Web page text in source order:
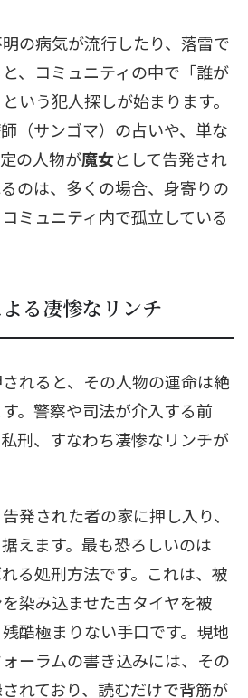
の病気が流行したり、落雷で
、コミュニティの中で「誰が
いう犯人探しが始まります。
（サンゴマ）の占いや、単な
の人物が魔女として告発され
のは、多くの場合、身寄りの
ミュニティ内で孤立している
る凄惨なリンチ
れると、その人物の運命は絶
。警察や司法が介入する前
刑、すなわち凄惨なリンチが
発された者の家に押し入り、
えます。最も恐ろしいのは
れる処刑方法です。これは、被
染み込ませた古タイヤを被
酷極まりない手口です。現地
ーラムの書き込みには、その
れており、読むだけで背筋が